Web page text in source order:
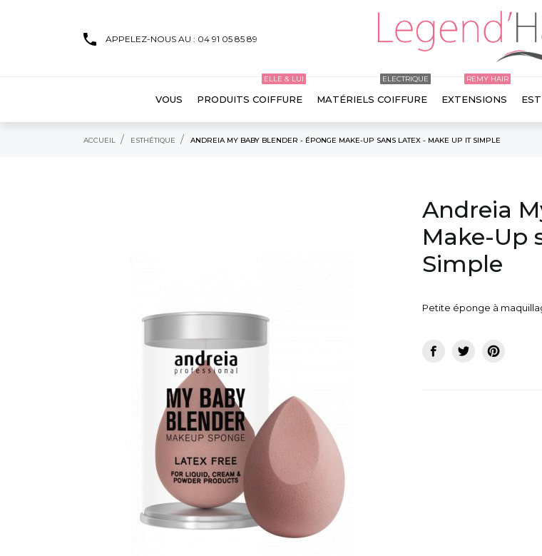
APPELEZ-NOUS AU : 04 91 05 85 89
VOUS PRODUITS COIFFURE
ELLE & LUI
MATÉRIELS COIFFURE
ELECTRIQUE
EXTENSIONS
REMY HAIR

ACCUEIL ESTHÉTIQUE ANDREIA MY BABY BLENDER - ÉPONGE MAKE-UP SANS LATEX - MAKE UP IT SIMPLE
Andreia
Make-Up
Simple
Petite éponge à